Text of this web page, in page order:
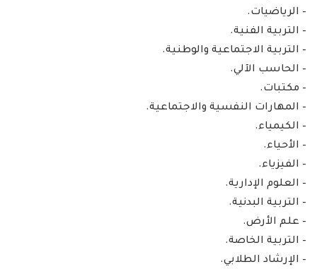
– الرياضيات.
– التربية الفنية.
– التربية الاجتماعية والوطنية.
– الحاسب الآلي.
– مكتبات.
– المهارات النفسية والاجتماعية.
– الكيمياء.
– الأحياء.
– الفيزياء.
– العلوم الإدارية.
– التربية البدنية.
– علم الأرض.
– التربية الخاصة.
– الإرشاد الطلابي.